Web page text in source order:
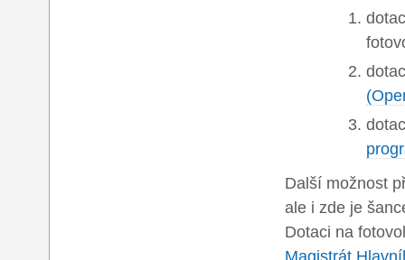
Další možnost
ale i zde je
Dotaci na
Magistrát